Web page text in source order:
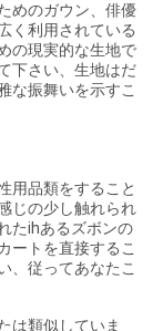
めのガウン、俳優
く利用されている
の現実的な生地で
下さい、生地はだ
な振舞いを示すこ
用品類をすること
じの少し触れられ
たihあるズボンの
ートを直接するこ
、従ってあなたこ
は類似していま